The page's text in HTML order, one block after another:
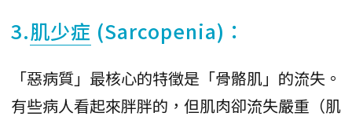
3.肌少症 (Sarcopenia)：
「惡病質」最核心的特徵是「骨骼肌」的流失。
有些病人看起來胖胖的，但肌肉卻流失嚴重（肌